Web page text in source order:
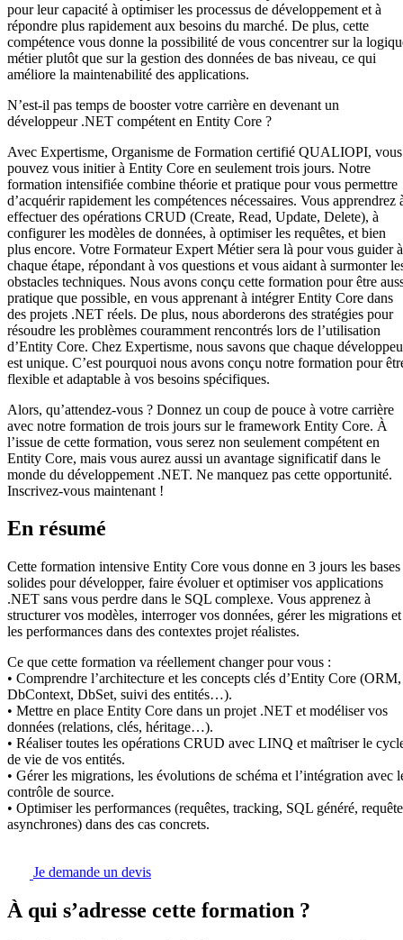
pour leur capacité à optimiser les processus de développement et à
répondre plus rapidement aux besoins du marché. De plus, cette
compétence vous donne la possibilité de vous concentrer sur la
métier plutôt que sur la gestion des données de bas niveau, ce qui
améliore la maintenabilité des applications.
N’est-il pas temps de booster votre carrière en devenant un
développeur .NET compétent en Entity Core ?
Avec Expertisme, Organisme de Formation certifié QUALIOPI, vous
pouvez vous initier à Entity Core en seulement trois jours. Notre
formation intensifiée combine théorie et pratique pour vous permettre
d’acquérir rapidement les compétences nécessaires. Vous apprendrez
effectuer des opérations CRUD (Create, Read, Update, Delete), à
configurer les modèles de données, à optimiser les requêtes, et bien
plus encore. Votre Formateur Expert Métier sera là pour vous guider à
chaque étape, répondant à vos questions et vous aidant à surmonter
obstacles techniques. Nous avons conçu cette formation pour être
pratique que possible, en vous apprenant à intégrer Entity Core dans
des projets .NET réels. De plus, nous aborderons des stratégies pour
résoudre les problèmes couramment rencontrés lors de l’utilisation
d’Entity Core. Chez Expertisme, nous savons que chaque
est unique. C’est pourquoi nous avons conçu notre formation pour
flexible et adaptable à vos besoins spécifiques.
Alors, qu’attendez-vous ? Donnez un coup de pouce à votre carrière
avec notre formation de trois jours sur le framework Entity Core. À
l’issue de cette formation, vous serez non seulement compétent en
Entity Core, mais vous aurez aussi un avantage significatif dans le
monde du développement .NET. Ne manquez pas cette opportunité.
Inscrivez-vous maintenant !
En résumé
Cette formation intensive Entity Core vous donne en 3 jours les bases
solides pour développer, faire évoluer et optimiser vos applications
.NET sans vous perdre dans le SQL complexe. Vous apprenez à
structurer vos modèles, interroger vos données, gérer les migrations et
les performances dans des contextes projet réalistes.
Ce que cette formation va réellement changer pour vous :
• Comprendre l’architecture et les concepts clés d’Entity Core (ORM,
DbContext, DbSet, suivi des entités…).
• Mettre en place Entity Core dans un projet .NET et modéliser vos
données (relations, clés, héritage…).
• Réaliser toutes les opérations CRUD avec LINQ et maîtriser le
de vie de vos entités.
• Gérer les migrations, les évolutions de schéma et l’intégration avec
contrôle de source.
• Optimiser les performances (requêtes, tracking, SQL généré,
asynchrones) dans des cas concrets.
Je demande un devis
À qui s’adresse cette formation ?